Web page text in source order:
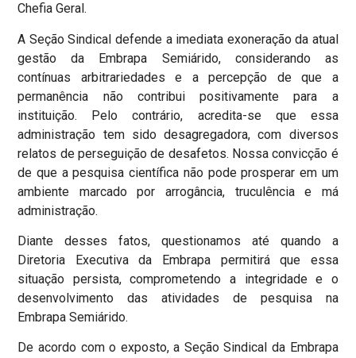
Chefia Geral.
A Seção Sindical defende a imediata exoneração da atual
gestão da Embrapa Semiárido, considerando as
contínuas arbitrariedades e a percepção de que a
permanência não contribui positivamente para a
instituição. Pelo contrário, acredita-se que essa
administração tem sido desagregadora, com diversos
relatos de perseguição de desafetos. Nossa convicção é
de que a pesquisa científica não pode prosperar em um
ambiente marcado por arrogância, truculência e má
administração.
Diante desses fatos, questionamos até quando a
Diretoria Executiva da Embrapa permitirá que essa
situação persista, comprometendo a integridade e o
desenvolvimento das atividades de pesquisa na
Embrapa Semiárido.
De acordo com o exposto, a Seção Sindical da Embrapa